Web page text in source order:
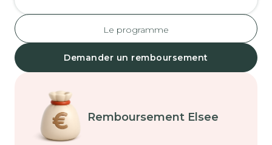
Le programme
Demander un remboursement
Remboursement Elsee